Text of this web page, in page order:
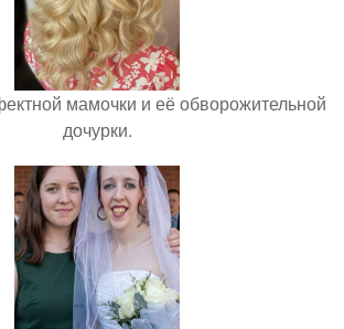
мамочки и её обворожительной
дочурки.